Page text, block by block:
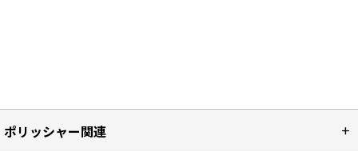
ポリッシャー関連